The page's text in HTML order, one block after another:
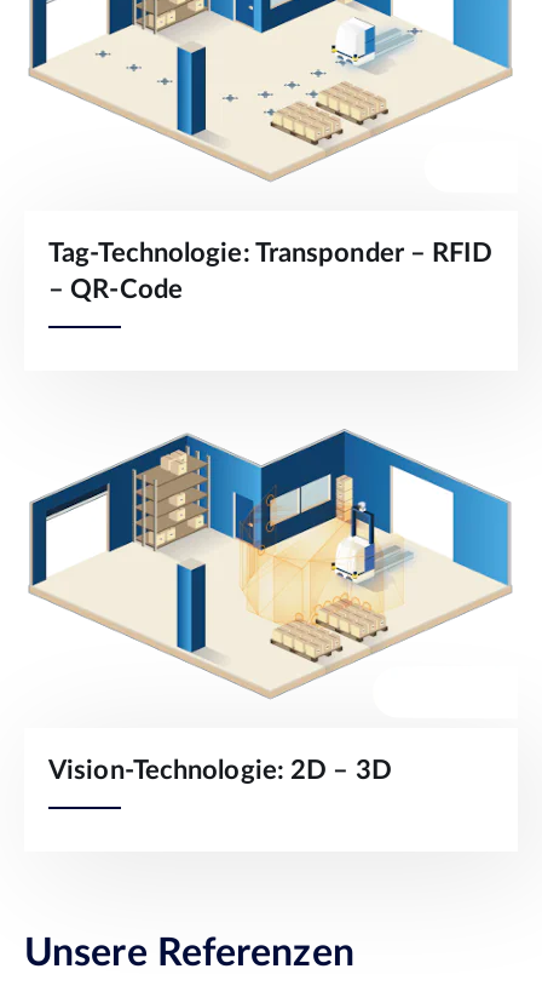
Tag-Technologie: Transponder – RFID
– QR-Code
Vision-Technologie: 2D – 3D
Unsere Referenzen